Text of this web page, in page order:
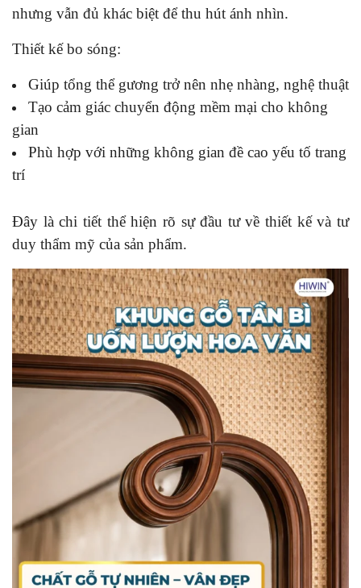
nhưng vẫn đủ khác biệt để thu hút ánh nhìn.
Thiết kế bo sóng:
Giúp tổng thể gương trở nên nhẹ nhàng, nghệ thuật
Tạo cảm giác chuyển động mềm mại cho không
gian
Phù hợp với những không gian đề cao yếu tố trang
trí
Đây là chi tiết thể hiện rõ sự đầu tư về thiết kế và tư
duy thẩm mỹ của sản phẩm.